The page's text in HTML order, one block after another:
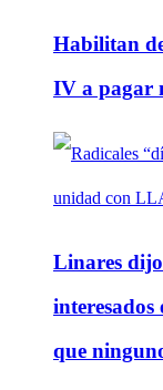
Habilitan
IV a pagar
Linares
interesados
que